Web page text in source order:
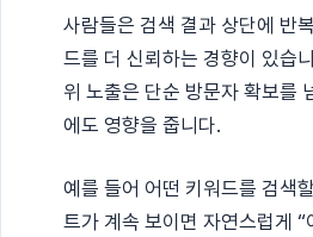
사람들은 검색 결과 상단에 반
드를 더 신뢰하는 경향이 있습
위 노출은 단순 방문자 확보를
에도 영향을 줍니다.
예를 들어 어떤 키워드를 검색
트가 계속 보이면 자연스럽게